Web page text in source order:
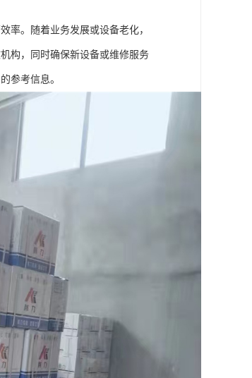
率。随着业务发展或设备老化，
构，同时确保新设备或维修服务
参考信息。